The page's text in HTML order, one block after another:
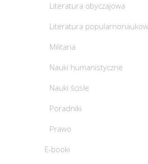
Literatura obyczajowa
Literatura
Militaria
Nauki humanistyczne
Nauki ścisłe
Poradniki
Prawo
E-booki